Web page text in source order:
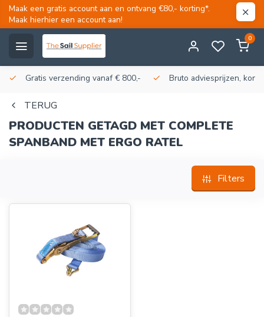
Maak een gratis account aan en ontvang €80,- korting*.
Maak hierhier een account aan!
0
Gratis verzending vanaf € 800,- Bruto adviesprijzen,
TERUG
PRODUCTEN GETAGD MET COMPLETE
SPANBAND MET ERGO RATEL
Filters